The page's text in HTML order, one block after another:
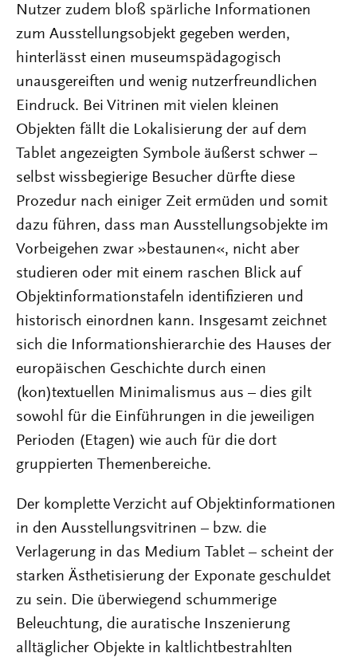
Nutzer zudem bloß spärliche Informationen
zum Ausstellungsobjekt gegeben werden,
hinterlässt einen museumspädagogisch
unausgereiften und wenig nutzerfreundlichen
Eindruck. Bei Vitrinen mit vielen kleinen
Objekten fällt die Lokalisierung der auf dem
Tablet angezeigten Symbole äußerst schwer –
selbst wissbegierige Besucher dürfte diese
Prozedur nach einiger Zeit ermüden und somit
dazu führen, dass man Ausstellungsobjekte im
Vorbeigehen zwar »bestaunen«, nicht aber
studieren oder mit einem raschen Blick auf
Objektinformationstafeln identifizieren und
historisch einordnen kann. Insgesamt zeichnet
sich die Informationshierarchie des Hauses der
europäischen Geschichte durch einen
(kon)textuellen Minimalismus aus – dies gilt
sowohl für die Einführungen in die jeweiligen
Perioden (Etagen) wie auch für die dort
gruppierten Themenbereiche.
Der komplette Verzicht auf Objektinformationen
in den Ausstellungsvitrinen – bzw. die
Verlagerung in das Medium Tablet – scheint der
starken Ästhetisierung der Exponate geschuldet
zu sein. Die überwiegend schummerige
Beleuchtung, die auratische Inszenierung
alltäglicher Objekte in kaltlichtbestrahlten